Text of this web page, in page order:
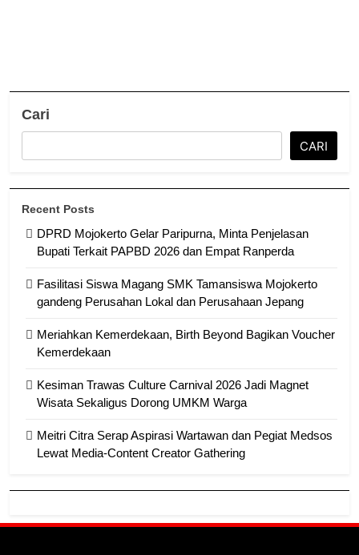
Cari
CARI
Recent Posts
DPRD Mojokerto Gelar Paripurna, Minta Penjelasan
Bupati Terkait PAPBD 2026 dan Empat Ranperda
Fasilitasi Siswa Magang SMK Tamansiswa Mojokerto
gandeng Perusahan Lokal dan Perusahaan Jepang
Meriahkan Kemerdekaan, Birth Beyond Bagikan Voucher
Kemerdekaan
Kesiman Trawas Culture Carnival 2026 Jadi Magnet
Wisata Sekaligus Dorong UMKM Warga
Meitri Citra Serap Aspirasi Wartawan dan Pegiat Medsos
Lewat Media-Content Creator Gathering